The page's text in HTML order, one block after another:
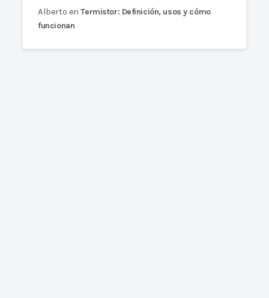
Alberto enTermistor: Definición, usos y cómo
funcionan